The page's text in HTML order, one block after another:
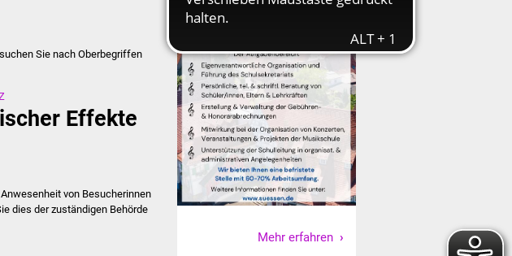
Sie nach Oberbegriffen
Effekte
von Besucherinnen
dies der zuständigen Behörde
Mehr erfahren